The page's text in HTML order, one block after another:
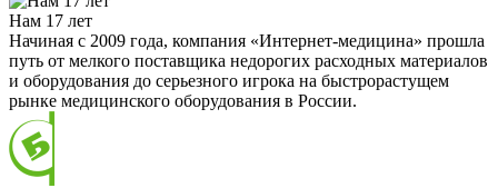
Нам 17 лет
Начиная с 2009 года, компания «Интернет-медицина» прошла
путь от мелкого поставщика недорогих расходных материалов
и оборудования до серьезного игрока на быстрорастущем
рынке медицинского оборудования в России.